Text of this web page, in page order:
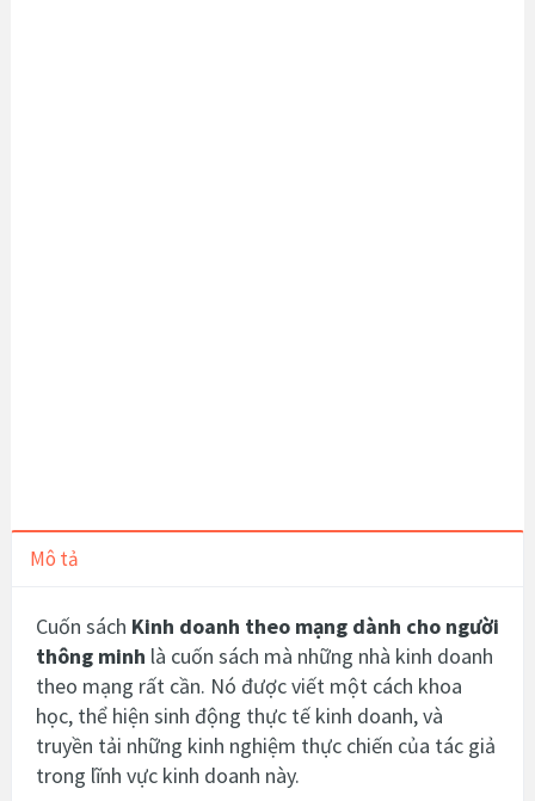
Mô tả
Cuốn sách Kinh doanh theo mạng dành cho người
thông minh là cuốn sách mà những nhà kinh doanh
theo mạng rất cần. Nó được viết một cách khoa
học, thể hiện sinh động thực tế kinh doanh, và
truyền tải những kinh nghiệm thực chiến của tác giả
trong lĩnh vực kinh doanh này.